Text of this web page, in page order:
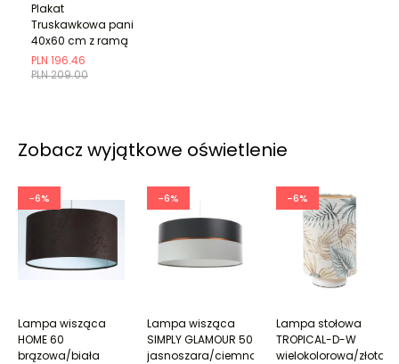
PLN 209.00
PLN 196.46
Plakat
Truskawkowa pani
40x60 cm z ramą
złotą z
marginesem
Zobacz wyjątkowe oświetlenie
-6%
Lampa wisząca
HOME 60
brązowa/biała
-6%
Lampa wisząca
SIMPLY GLAMOUR 50
jasnoszara/ciemnoszara
-6%
Lampa stołowa
TROPICAL-D-W
wielokolorowa/złota